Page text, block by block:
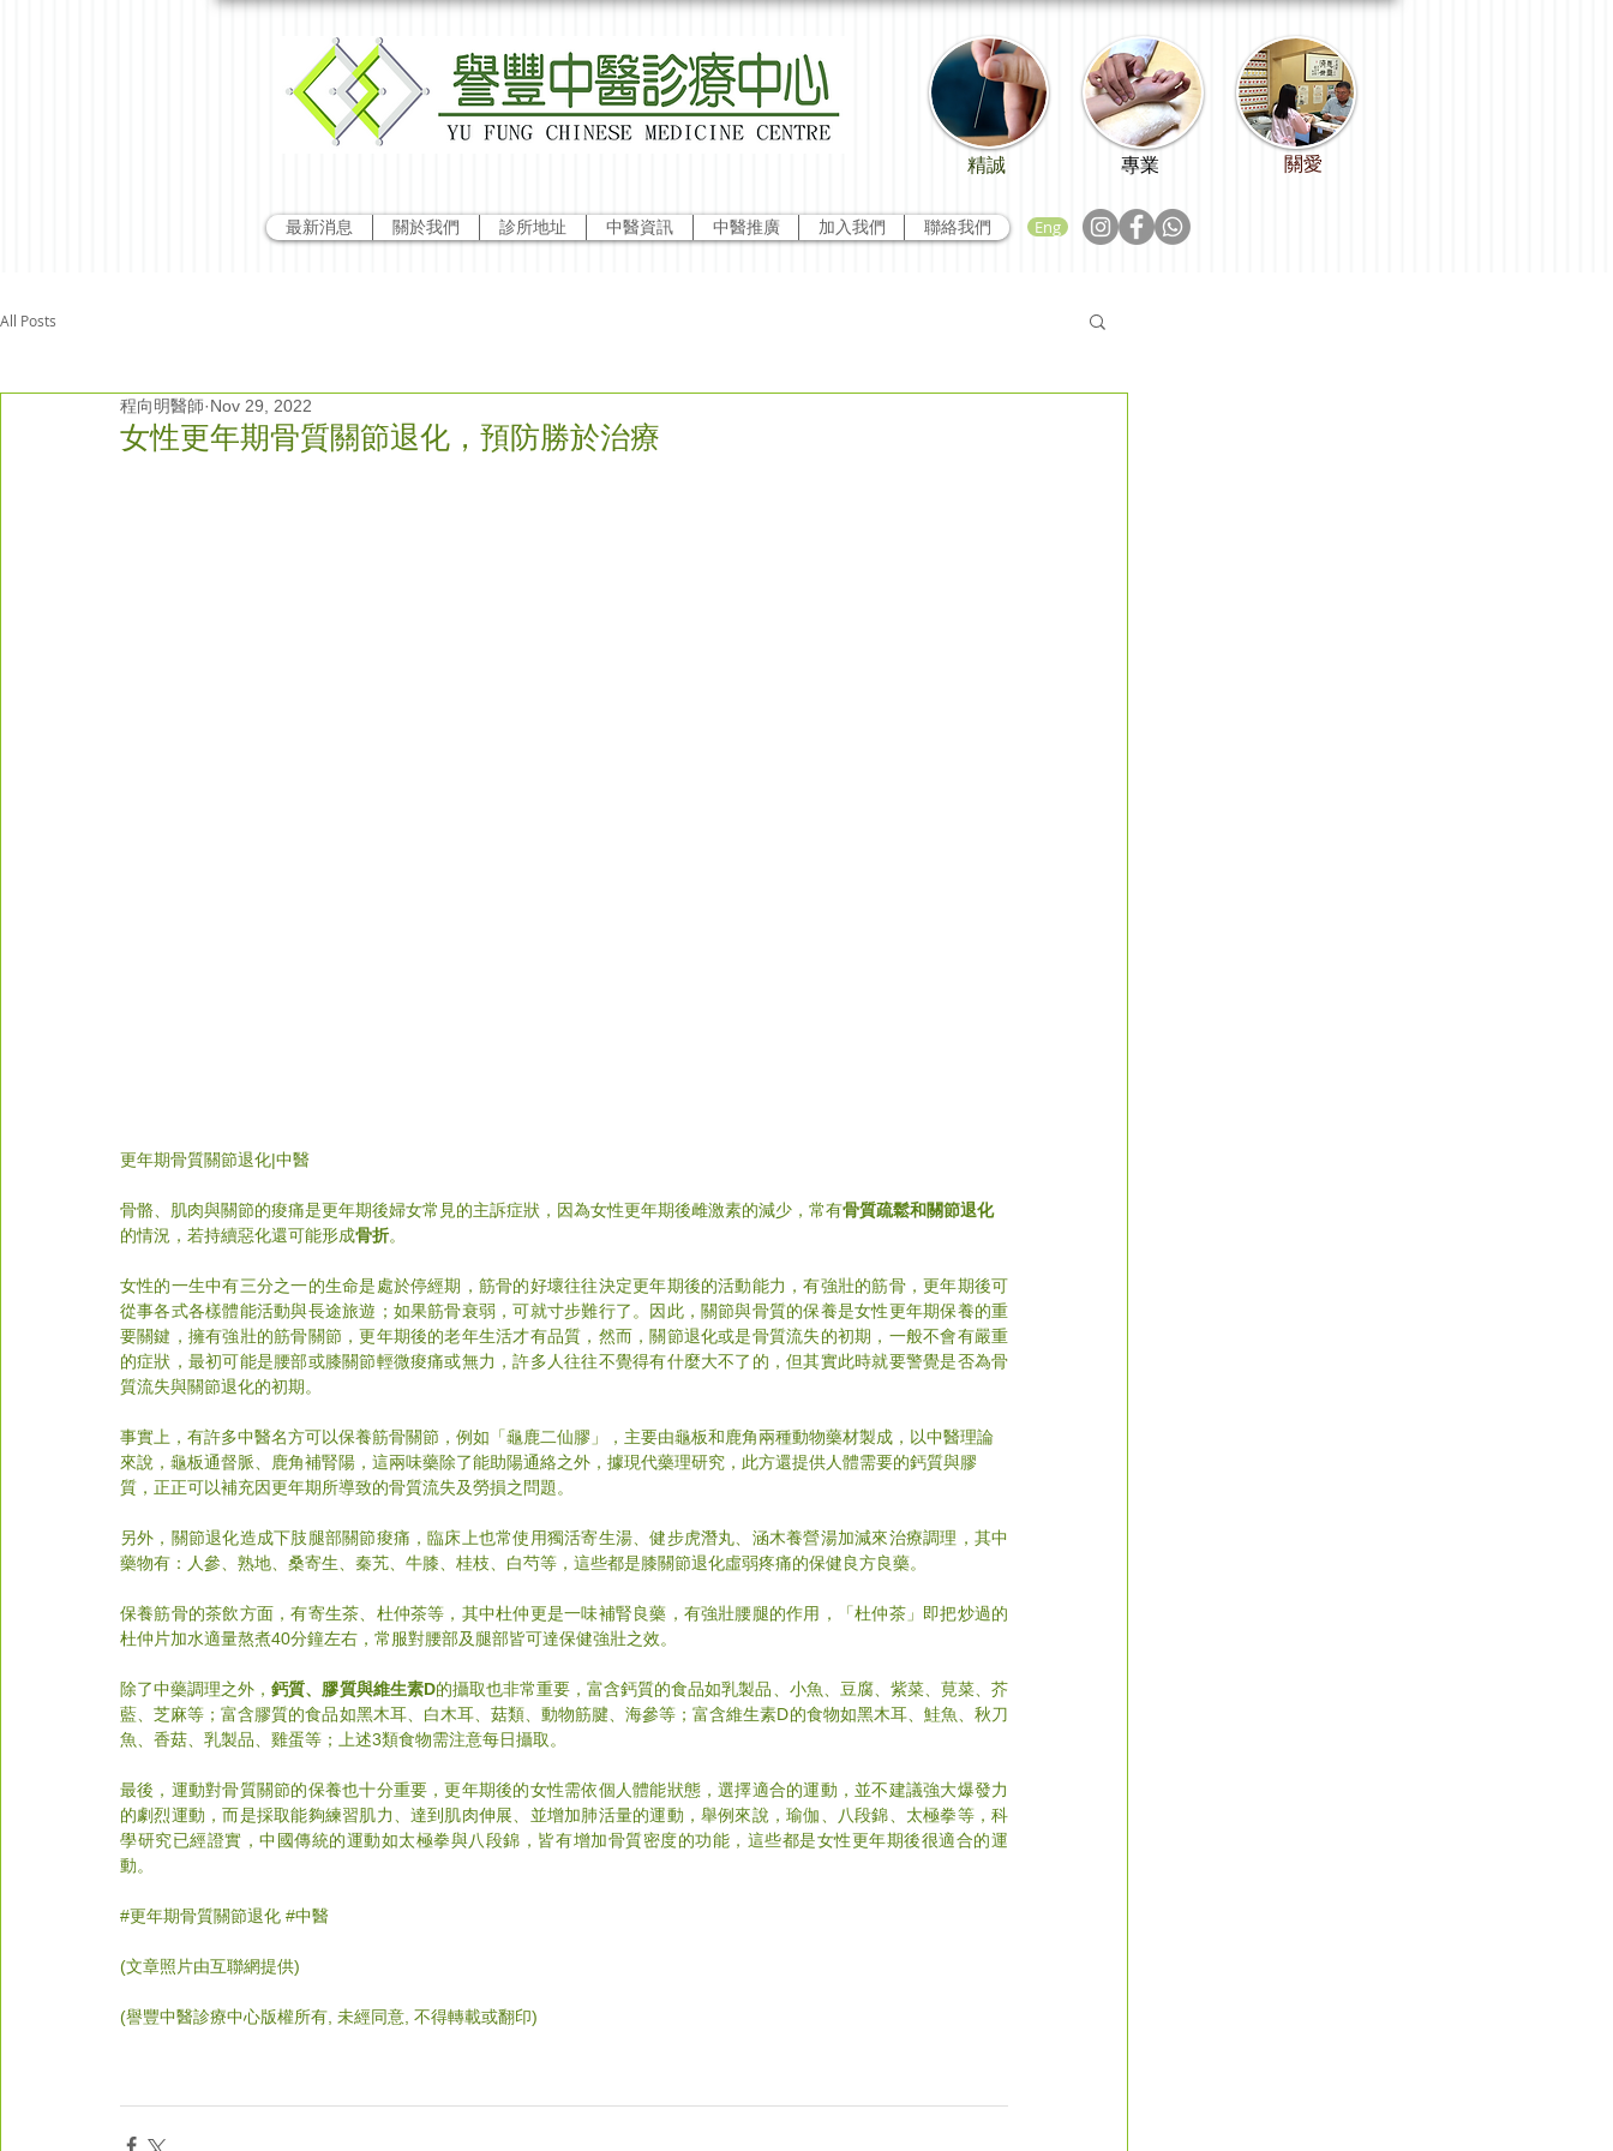
精誠
最新消息 關於我們 診所地址 中醫資訊 中醫推廣 加入我們 聯絡我們 Eng
專業 關愛
All Posts
女性更年期骨質關節退化，預防勝於治療
程向明醫師 Nov 29, 2022
更年期骨質關節退化|中醫
骨骼、肌肉與關節的痠痛是更年期後婦女常見的主訴症狀，因為女性更年期後雌激素的減少，常有骨質疏鬆和關節退化
的情況，若持續惡化還可能形成骨折。
女性的一生中有三分之一的生命是處於停經期，筋骨的好壞往往決定更年期後的活動能力，有強壯的筋骨，更年期後可
從事各式各樣體能活動與長途旅遊；如果筋骨衰弱，可就寸步難行了。因此，關節與骨質的保養是女性更年期保養的重
要關鍵，擁有強壯的筋骨關節，更年期後的老年生活才有品質，然而，關節退化或是骨質流失的初期，一般不會有嚴重
的症狀，最初可能是腰部或膝關節輕微痠痛或無力，許多人往往不覺得有什麼大不了的，但其實此時就要警覺是否為骨
質流失與關節退化的初期。
事實上，有許多中醫名方可以保養筋骨關節，例如「龜鹿二仙膠」，主要由龜板和鹿角兩種動物藥材製成，以中醫理論
來說，龜板通督脈、鹿角補腎陽，這兩味藥除了能助陽通絡之外，據現代藥理研究，此方還提供人體需要的鈣質與膠
質，正正可以補充因更年期所導致的骨質流失及勞損之問題。
另外，關節退化造成下肢腿部關節痠痛，臨床上也常使用獨活寄生湯、健步虎潛丸、涵木養營湯加減來治療調理，其中
藥物有：人參、熟地、桑寄生、秦艽、牛膝、桂枝、白芍等，這些都是膝關節退化虛弱疼痛的保健良方良藥。
保養筋骨的茶飲方面，有寄生茶、杜仲茶等，其中杜仲更是一味補腎良藥，有強壯腰腿的作用，「杜仲茶」即把炒過的
杜仲片加水適量熬煮40分鐘左右，常服對腰部及腿部皆可達保健強壯之效。
除了中藥調理之外，鈣質、膠質與維生素D的攝取也非常重要，富含鈣質的食品如乳製品、小魚、豆腐、紫菜、莧菜、芥
藍、芝麻等；富含膠質的食品如黑木耳、白木耳、菇類、動物筋腱、海參等；富含維生素D的食物如黑木耳、鮭魚、秋刀
魚、香菇、乳製品、雞蛋等；上述3類食物需注意每日攝取。
最後，運動對骨質關節的保養也十分重要，更年期後的女性需依個人體能狀態，選擇適合的運動，並不建議強大爆發力
的劇烈運動，而是採取能夠練習肌力、達到肌肉伸展、並增加肺活量的運動，舉例來說，瑜伽、八段錦、太極拳等，科
學研究已經證實，中國傳統的運動如太極拳與八段錦，皆有增加骨質密度的功能，這些都是女性更年期後很適合的運
動。
#更年期骨質關節退化 #中醫
(文章照片由互聯網提供)
(譽豐中醫診療中心版權所有, 未經同意, 不得轉載或翻印)